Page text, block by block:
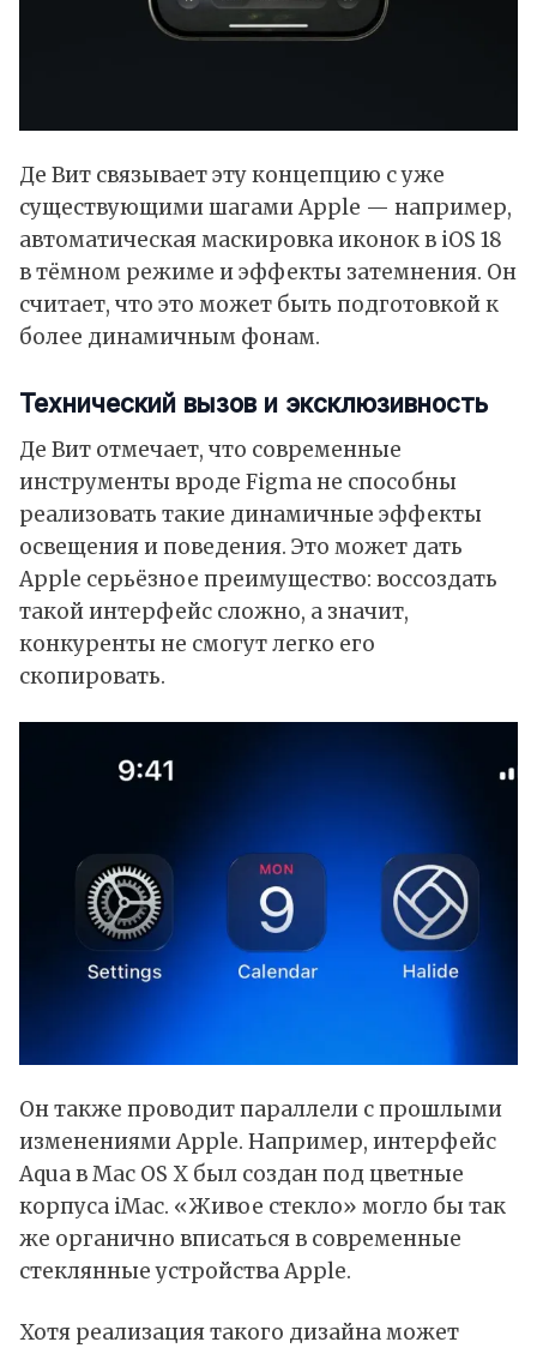
Де Вит связывает эту концепцию с уже
существующими шагами Apple — например,
автоматическая маскировка иконок в iOS 18
в тёмном режиме и эффекты затемнения. Он
считает, что это может быть подготовкой к
более динамичным фонам.
Технический вызов и эксклюзивность
Де Вит отмечает, что современные
инструменты вроде Figma не способны
реализовать такие динамичные эффекты
освещения и поведения. Это может дать
Apple серьёзное преимущество: воссоздать
такой интерфейс сложно, а значит,
конкуренты не смогут легко его
скопировать.
Он также проводит параллели с прошлыми
изменениями Apple. Например, интерфейс
Aqua вMac OS X был создан под цветные
корпуса iMac. «Живое стекло» могло бы так
же органично вписаться в современные
стеклянные устройства Apple.
Хотя реализация такого дизайна может